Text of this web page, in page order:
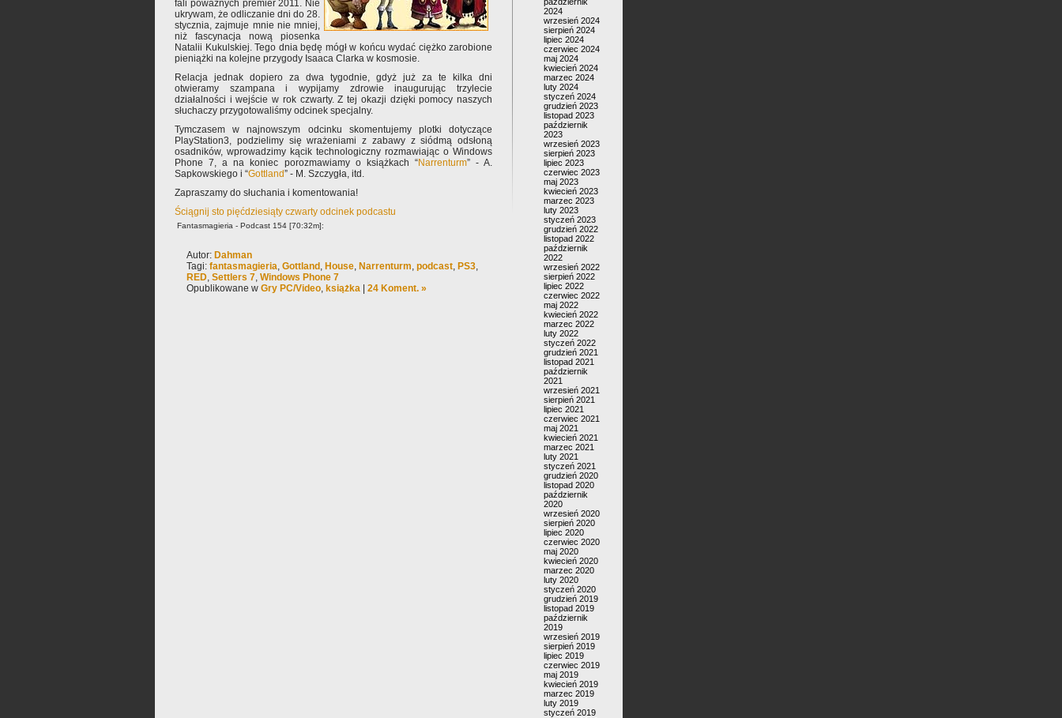
fali poważnych premier 2011. Nie
ukrywam, że odliczanie dni do 28.
stycznia, zajmuje mnie nie mniej,
niż fascynacja nową piosenka
Natalii Kukulskiej. Tego dnia będę mógł w końcu wydać ciężko zarobione
pieniążki na kolejne przygody Isaaca Clarka w kosmosie.
Relacja jednak dopiero za dwa tygodnie, gdyż już za te kilka dni
otwieramy szampana i wypijamy zdrowie inaugurując trzylecie
działalności i wejście w rok czwarty. Z tej okazji dzięki pomocy naszych
słuchaczy przygotowaliśmy odcinek specjalny.
Tymczasem w najnowszym odcinku skomentujemy plotki dotyczące
PlayStation3, podzielimy się wrażeniami z zabawy z siódmą odsłoną
osadników, wprowadzimy kącik technologiczny rozmawiając o Windows
Phone 7, a na koniec porozmawiamy o książkach “Narrenturm” - A.
Sapkowskiego i “Gottland” - M. Szczygła, itd.
Zapraszamy do słuchania i komentowania!
Ściągnij sto pięćdziesiąty czwarty odcinek podcastu
Fantasmagieria - Podcast 154 [70:32m]:
Autor: Dahman
Tagi: fantasmagieria, Gottland , House, Narrenturm, podcast, PS3,
RED, Settlers 7, Windows Phone 7
Opublikowane w Gry PC/Video, książka 24 Koment. »
2024
wrzesień 2024
sierpień 2024
lipiec 2024
czerwiec 2024
maj 2024
kwiecień 2024
marzec 2024
luty 2024
styczeń 2024
grudzień 2023
listopad 2023
październik
2023
wrzesień 2023
sierpień 2023
lipiec 2023
czerwiec 2023
maj 2023
kwiecień 2023
marzec 2023
luty 2023
styczeń 2023
grudzień 2022
listopad 2022
październik
2022
wrzesień 2022
sierpień 2022
lipiec 2022
czerwiec 2022
maj 2022
kwiecień 2022
marzec 2022
luty 2022
styczeń 2022
grudzień 2021
listopad 2021
październik
2021
wrzesień 2021
sierpień 2021
lipiec 2021
czerwiec 2021
maj 2021
kwiecień 2021
marzec 2021
luty 2021
styczeń 2021
grudzień 2020
listopad 2020
październik
2020
wrzesień 2020
sierpień 2020
lipiec 2020
czerwiec 2020
maj 2020
kwiecień 2020
marzec 2020
luty 2020
styczeń 2020
grudzień 2019
listopad 2019
październik
2019
wrzesień 2019
sierpień 2019
lipiec 2019
czerwiec 2019
maj 2019
kwiecień 2019
marzec 2019
luty 2019
styczeń 2019